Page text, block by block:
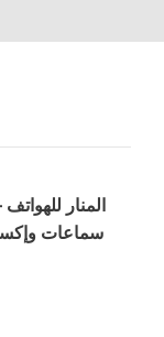
المنار
سماعات